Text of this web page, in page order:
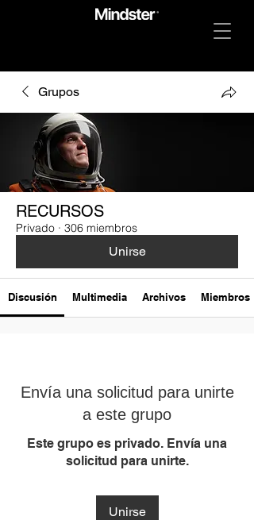
Grupos
RECURSOS
Privado · 306 miembros
Unirse
Discusión Multimedia Archivos Miembros
Envía una solicitud para unirte
a este grupo
Este grupo es privado. Envía una
solicitud para unirte.
Unirse